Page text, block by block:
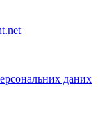
даних